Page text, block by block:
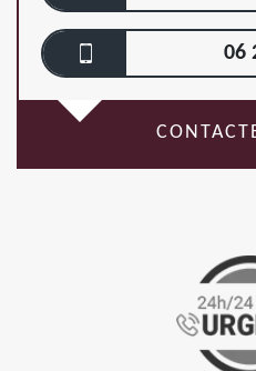
06